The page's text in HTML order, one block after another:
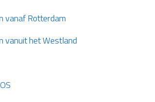
vanaf Rotterdam
vanuit het Westland